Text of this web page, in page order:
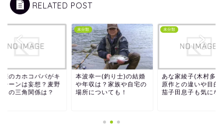
RELATED POST
護のカホコパパがキ
シーンは妄想？麦野
との三角関係は？
未分類
本波幸一(釣り士)の結婚
や年収は？家族や自宅の
場所についても！
未分類
あな家綾子(木村多
原作との違いや目的
茄子田息子も気にな